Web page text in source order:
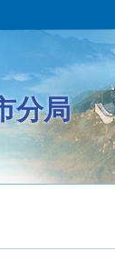
分局